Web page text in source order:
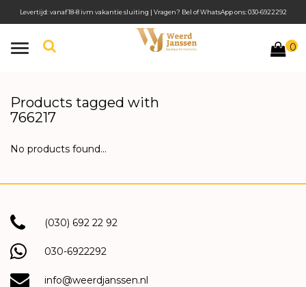
Toggle
0
Levertijd: vanaf 18-8 ivm vakantie sluiting | Vragen? Bel of WhatsApp ons: 030-6922292
Products tagged with
766217
No products found...
(030) 692 22 92
030-6922292
info@weerdjanssen.nl